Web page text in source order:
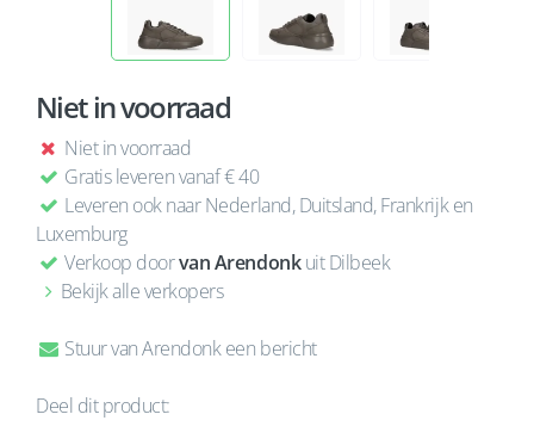
Niet in voorraad
Niet in voorraad
Gratis leveren vanaf € 40
Leveren ook naar Nederland, Duitsland, Frankrijk en
Luxemburg
Verkoop doorvan Arendonkuit Dilbeek
Bekijk alle verkopers
Stuur van Arendonk een bericht
Deel dit product: